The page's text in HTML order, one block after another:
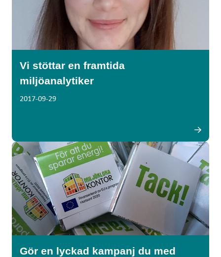
Vi stöttar en framtida
miljöanalytiker
2017-09-29
Gör en lyckad kampanj du med